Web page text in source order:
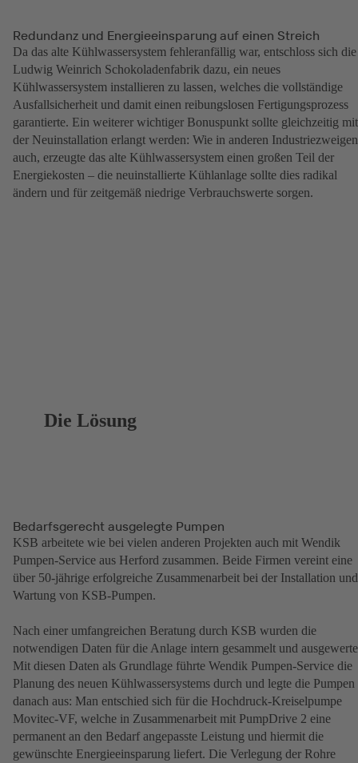
Redundanz und Energieeinsparung auf einen Streich
Da das alte Kühlwassersystem fehleranfällig war, entschloss sich die
Ludwig Weinrich Schokoladenfabrik dazu, ein neues
Kühlwassersystem installieren zu lassen, welches die vollständige
Ausfallsicherheit und damit einen reibungslosen Fertigungsprozess
garantierte. Ein weiterer wichtiger Bonuspunkt sollte gleichzeitig mit
der Neuinstallation erlangt werden: Wie in anderen Industriezweigen
auch, erzeugte das alte Kühlwassersystem einen großen Teil der
Energiekosten – die neuinstallierte Kühlanlage sollte dies radikal
ändern und für zeitgemäß niedrige Verbrauchswerte sorgen.
Die Lösung
Bedarfsgerecht ausgelegte Pumpen
KSB arbeitete wie bei vielen anderen Projekten auch mit Wendik
Pumpen-Service aus Herford zusammen. Beide Firmen vereint eine
über 50-jährige erfolgreiche Zusammenarbeit bei der Installation und
Wartung von KSB-Pumpen.
Nach einer umfangreichen Beratung durch KSB wurden die
notwendigen Daten für die Anlage intern gesammelt und
Mit diesen Daten als Grundlage führte Wendik Pumpen-Service die
Planung des neuen Kühlwassersystems durch und legte die Pumpen
danach aus: Man entschied sich für die Hochdruck-Kreiselpumpe
Movitec-VF, welche in Zusammenarbeit mit PumpDrive 2 eine
permanent an den Bedarf angepasste Leistung und hiermit die
gewünschte Energieeinsparung liefert. Die Verlegung der Rohre